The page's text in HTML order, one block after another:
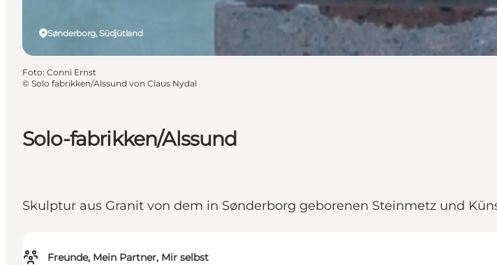
Solo-fabrikken/Alssund
Skulptur aus Granit von dem in Sønderborg geborenen Steinmetz und
Freunde, Mein Partner, Mir selbst
Sønderborg, Südjütland
Foto: Conni Ernst
© Solo fabrikken/Alssund von Claus Nydal